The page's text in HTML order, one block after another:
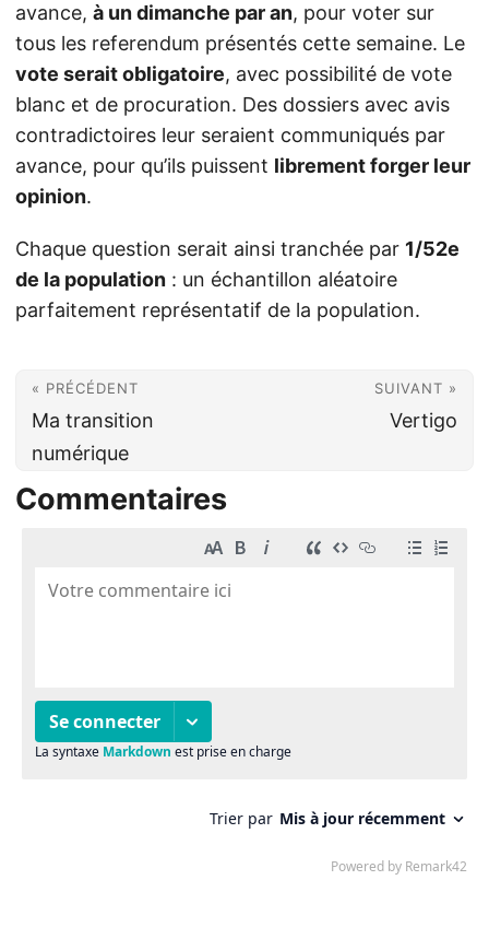
avance, à un dimanche par an, pour voter sur
tous les referendum présentés cette semaine. Le
vote serait obligatoire, avec possibilité de vote
blanc et de procuration. Des dossiers avec avis
contradictoires leur seraient communiqués par
avance, pour qu’ils puissent librement forger leur
opinion.
Chaque question serait ainsi tranchée par 1/52e
de la population : un échantillon aléatoire
parfaitement représentatif de la population.
« PRÉCÉDENT
Ma transition
numérique
SUIVANT »
Vertigo
Commentaires